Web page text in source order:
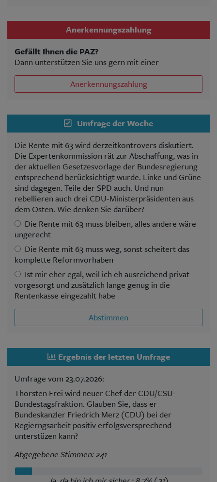
Anerkennungszahlung
Gefällt Ihnen die PAZ?
Dann unterstützen Sie uns gern mit einer
Anerkennungszahlung
Umfrage der Woche
Die Rente mit 63 wird derzeitkontrovers diskutiert.
Die Expertenkommission rät zur Abschaffung, was in
der aktuellen Gesetzesvorlage der Bundesregierung
entsprechend berücksichtigt wurde. Linke und Grüne
sind dagegen. Teile der SPD auch. Und nun
rebellieren auch drei CDU-Ministerpräsidenten aus
dem Osten. Wie denken Sie darüber?
Die Rente mit 63 muss bleiben, alles andere wäre
ungerecht
Die Rente mit 63 muss weg, sonst scheitert das
komplette Reformvorhaben
Ist mir eher egal, weil ich eh ausreichend privat
vorgesorgt und zusätzlich lange genug in die
Rentenkasse eingezahlt habe
Abstimmen
Ergebnis der letzten Umfrage
Umfrage vom 23.07.2026:
Thorsten Frei wird neuer Chef der CDU/CSU-
Bundestagsfraktion. Glauben Sie, dass er
Bundeskanzler Friedrich Merz (CDU) bei der
Regierngsarbeit positiv erfolgsversprechend
unterstüzen kann?
Abgegebene Stimmen: 241